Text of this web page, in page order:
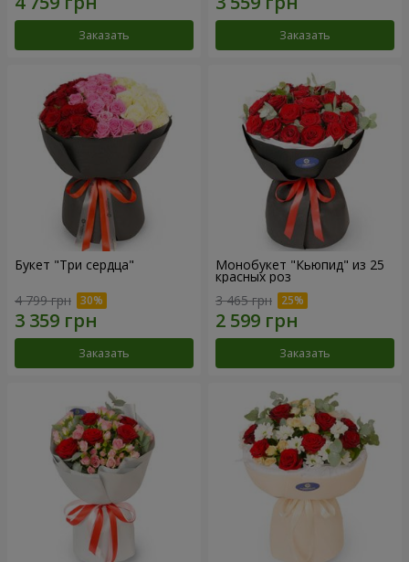
Заказать Заказать
Букет "Три сердца"
4 799 грн
Заказать
Монобукет "Кьюпид" из 25
красных роз
3 465 грн
Заказать